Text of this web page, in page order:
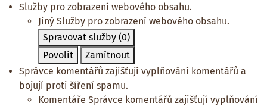
Služby pro zobrazení webového obsahu.
Jiný Služby pro zobrazení webového obsahu.
Spravovat služby (0)
Povolit
Zamítnout
Správce komentářů zajišťují vyplňování komentářů a
bojují proti šíření spamu.
Komentáře Správce komentářů zajišťují vyplňování